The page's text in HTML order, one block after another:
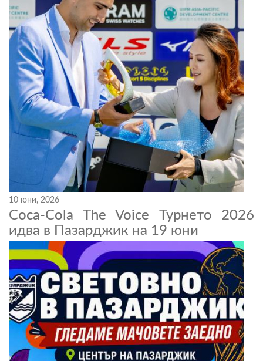
10 юни, 2026
Coca-Cola The Voice Турнето 2026
идва в Пазарджик на 19 юни